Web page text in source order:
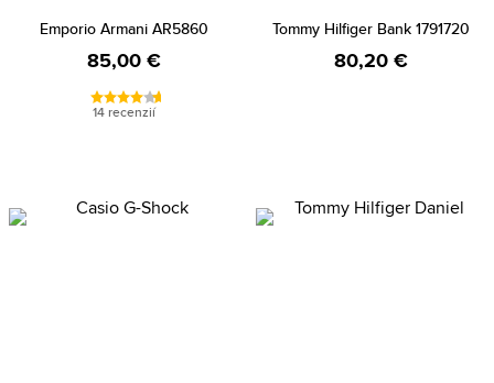
Emporio Armani AR5860
85,00 €
14 recenzií
Tommy Hilfiger Bank 1791720
80,20 €